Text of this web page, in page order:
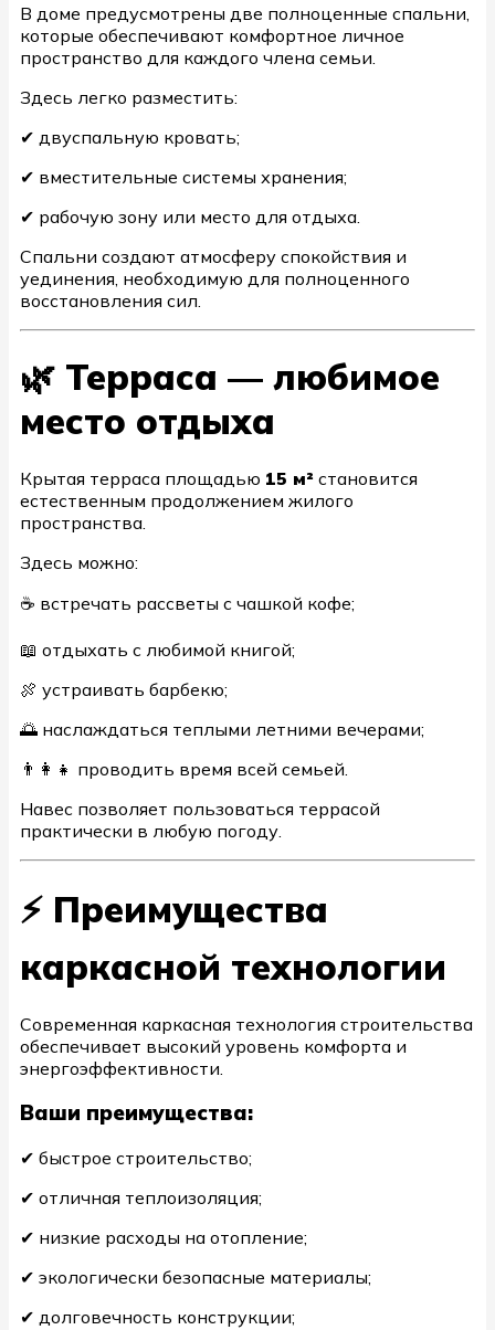
В доме предусмотрены две полноценные спальни,
которые обеспечивают комфортное личное
пространство для каждого члена семьи.
Здесь легко разместить:
✔ двуспальную кровать;
✔ вместительные системы хранения;
✔ рабочую зону или место для отдыха.
Спальни создают атмосферу спокойствия и
уединения, необходимую для полноценного
восстановления сил.
🌿 Терраса — любимое
место отдыха
Крытая терраса площадью 15 м² становится
естественным продолжением жилого
пространства.
Здесь можно:
☕ встречать рассветы с чашкой кофе;
📖 отдыхать с любимой книгой;
🍖 устраивать барбекю;
🌅 наслаждаться теплыми летними вечерами;
👨‍👩‍👧 проводить время всей семьей.
Навес позволяет пользоваться террасой
практически в любую погоду.
⚡ Преимущества
каркасной технологии
Современная каркасная технология строительства
обеспечивает высокий уровень комфорта и
энергоэффективности.
Ваши преимущества:
✔ быстрое строительство;
✔ отличная теплоизоляция;
✔ низкие расходы на отопление;
✔ экологически безопасные материалы;
✔ долговечность конструкции;